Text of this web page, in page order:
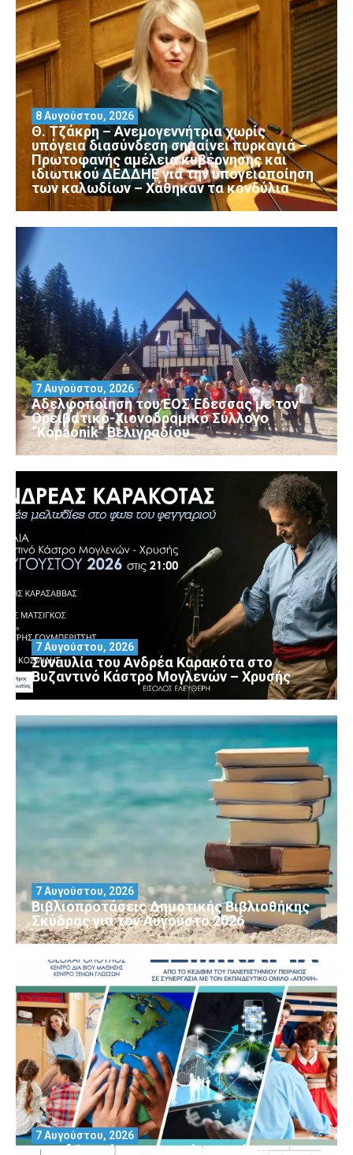
Θ. Τζάκρη – Ανεμογεννήτρια χωρίς
υπόγεια διασύνδεση σημαίνει πυρκαγιά –
Πρωτοφανής αμέλεια κυβέρνησης και
ιδιωτικού ΔΕΔΔΗΕ για την υπογειοποίηση
των καλωδίων – Χάθηκαν τα κονδύλια
8 Αυγούστου, 2026
Αδελφοποίηση του ΕΟΣ Έδεσσας με τον
Ορειβατικό-Χιονοδρομικό Σύλλογο
“Kopaonik” Βελιγραδίου
7 Αυγούστου, 2026
Συναυλία του Ανδρέα Καρακότα στο
Βυζαντινό Κάστρο Μογλενών – Χρυσής
7 Αυγούστου, 2026
Βιβλιοπροτάσεις Δημοτικής Βιβλιοθήκης
Σκύδρας για τον Αύγούστο 2026
7 Αυγούστου, 2026
Μοριοδοτούμενα Σεμινάρια από το
7 Αυγούστου, 2026